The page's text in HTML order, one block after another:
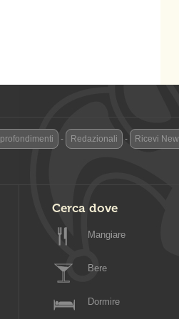
- Redazionali - Ricevi
Cerca dove
Mangiare
Bere
Dormire